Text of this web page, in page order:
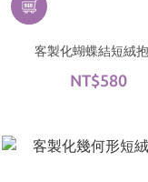
客製化蝴蝶結短絨
NT$580